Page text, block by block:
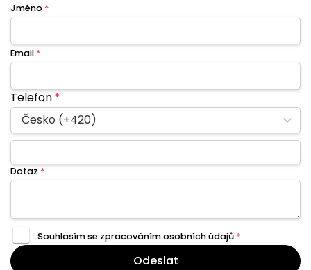
Jméno *
Email *
Telefon*
Česko (+420)
Dotaz *
Souhlasím se zpracovánímosobních údajů *
Odeslat